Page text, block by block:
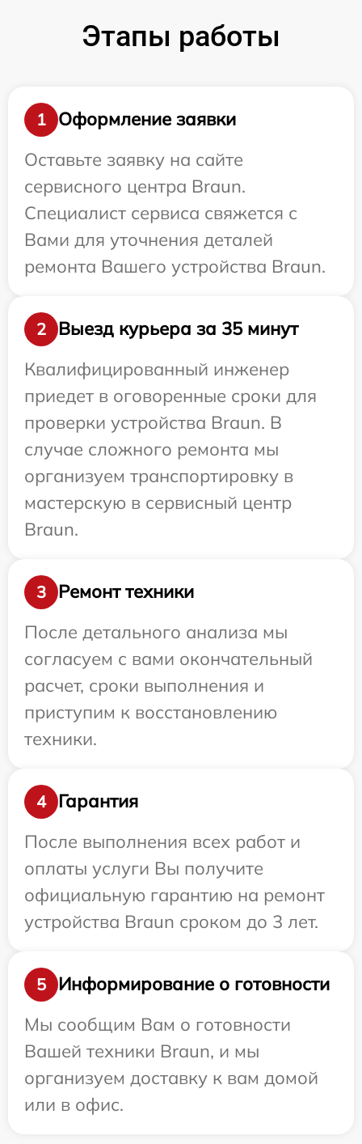
Этапы работы
1
Оформление заявки
Оставьте заявку на сайте
сервисного центра Braun.
Специалист сервиса свяжется с
Вами для уточнения деталей
ремонта Вашего устройства Braun.
2
Выезд курьера за 35 минут
Квалифицированный инженер
приедет в оговоренные сроки для
проверки устройства Braun. В
случае сложного ремонта мы
организуем транспортировку в
мастерскую в сервисный центр
Braun.
3
Ремонт техники
После детального анализа мы
согласуем с вами окончательный
расчет, сроки выполнения и
приступим к восстановлению
техники.
4
Гарантия
После выполнения всех работ и
оплаты услуги Вы получите
официальную гарантию на ремонт
устройства Braun сроком до 3 лет.
5
Информирование о готовности
Мы сообщим Вам о готовности
Вашей техники Braun, и мы
организуем доставку к вам домой
или в офис.